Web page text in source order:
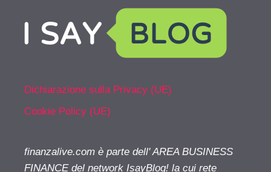
Dichiarazione sulla Privacy (UE)
Cookie Policy (UE)
finanzalive.com è parte dell' AREA BUSINESS
FINANCE del network IsayBlog! la cui rete